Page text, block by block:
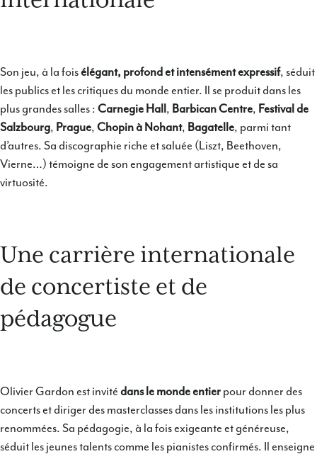
Son jeu, à la foisélégant, profond et intensément expressif, séduit
les publics et les critiques du monde entier. Il se produit dans les
plus grandes salles :Carnegie Hall, Barbican Centre, Festival de
Salzbourg, Prague,Chopin à Nohant, Bagatelle, parmi tant
d’autres. Sa discographie riche et saluée (Liszt, Beethoven,
Vierne…) témoigne de son engagement artistique et de sa
virtuosité.
Une carrière internationale
de concertiste et de
pédagogue
Olivier Gardon est invité dans le monde entierpour donner des
concerts et diriger des masterclasses dans les institutions les plus
renommées. Sa pédagogie, à la fois exigeante et généreuse,
séduit les jeunes talents comme les pianistes confirmés. Il enseigne